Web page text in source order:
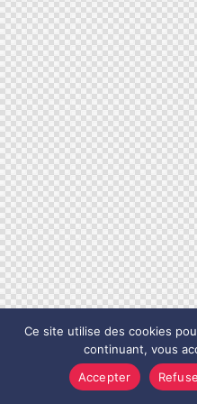
Ce site utilise des cookies
continuant, vous
Accepter